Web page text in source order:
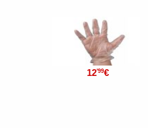
12'99€